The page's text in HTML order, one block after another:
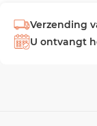
Verzending
U ontvangt